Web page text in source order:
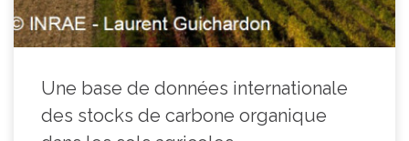
Une base de données internationale
des stocks de carbone organique